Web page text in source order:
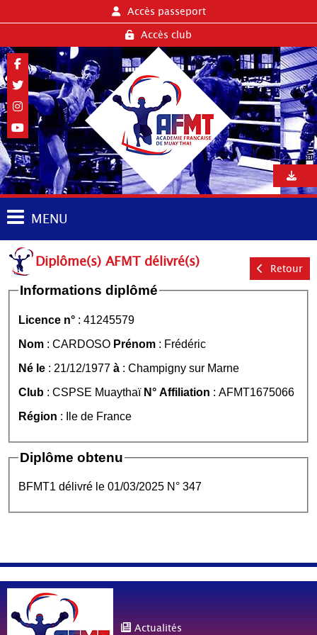
Accès passeport
Accès club
MENU
Diplôme(s) AFMT délivré(s) Retour
Informations diplômé
Licence n° : 41245579
Nom : CARDOSO Prénom : Frédéric
Né le : 21/12/1977 à : Champigny sur Marne
Club : CSPSE Muaythaï N° Affiliation : AFMT1675066
Région : Ile de France
Diplôme obtenu
BFMT1 délivré le 01/03/2025 N° 347
Actualités